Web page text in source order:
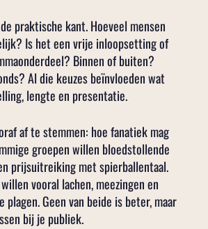
praktische kant. Hoeveel mensen
Is het een vrije inloopsetting of
Binnen of buiten?
Al die keuzes beïnvloeden wat
lengte en presentatie.
af te stemmen: hoe fanatiek mag
groepen willen bloedstollende
prijsuitreiking met spierballentaal.
vooral lachen, meezingen en
plagen. Geen van beide is beter, maar
bij je publiek.